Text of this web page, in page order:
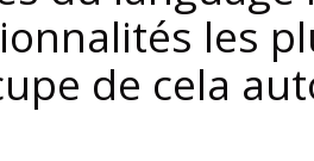
les
de cela